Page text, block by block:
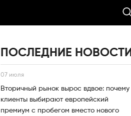
ПОСЛЕДНИЕ НОВОСТИ
07 июля
Вторичный рынок вырос вдвое: почему
клиенты выбирают европейский
премиум с пробегом вместо нового